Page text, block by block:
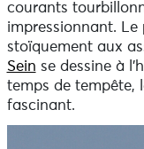
courants
impressionnant. Le
stoïquement aux
Sein se dessine à
temps de tempête,
fascinant.